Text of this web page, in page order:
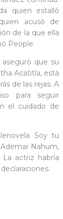
quien estalló
acusó de
de la que ella
People.
que su
Acatitla, está
de las rejas. A
para seguir
el cuidado de
Soy tu
Nahum,
actriz habría